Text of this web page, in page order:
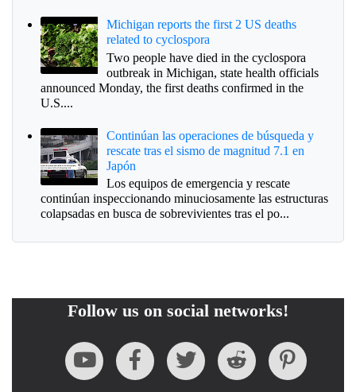
Michigan reports the first 2 US deaths
related to cyclospora
Two people have died in the cyclospora
outbreak in Michigan, state health officials
announced Monday, the first deaths confirmed in the
U.S....
Continúan las operaciones de búsqueda y
rescate tras el sismo de magnitud 7.1 en
Japón
Los equipos de emergencia y rescate
continúan inspeccionando minuciosamente las estructuras
colapsadas en busca de sobrevivientes tras el po...
Follow us on social networks!